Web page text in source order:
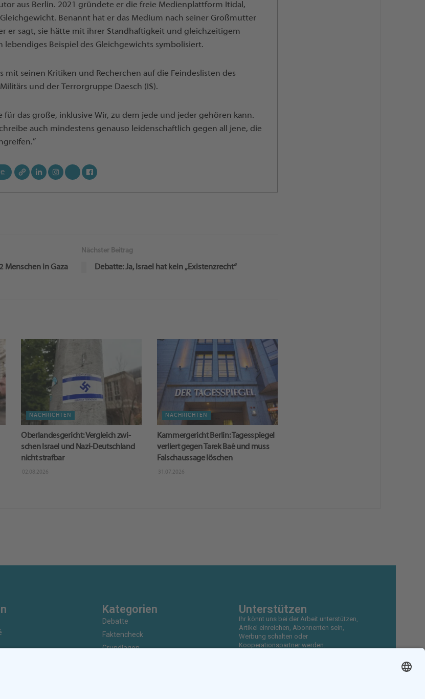
aus Berlin. 2021 gründete er die freie Medienplattform Itidal,
Benannt hat er das Medium nach seiner Großmutter
er sagt, sie hätte mit ihrer Standhaftigkeit und gleichzeitigem
lebendiges Beispiel des Gleichgewichts symbolisiert.
mit seinen Kritiken und Recherchen auf die Feindeslisten des
und der Terrorgruppe Daesch (IS).
für das große, inklusive Wir, zu dem jede und jeder gehören kann.
auch mindestens genauso leidenschaftlich gegen all jene, die
Menschen in Gaza
Nächster Beitrag
Debatte: Ja, Israel hat kein „Existenzrecht“
NACHRICHTEN
Oberlandesgericht: Ver­gleich zwi­
schen Is­ra­el und Nazi-Deutschland
nicht straf­bar
02.08.2026
NACHRICHTEN
Kammergericht Berlin: Tagesspiegel
verliert gegen Tarek Baé und muss
Falschaussage löschen
31.07.2026
Kategorien
Debatte
Faktencheck
Grundlagen
Unterstützen
Ihr könnt uns bei der Arbeit unterstützen,
Artikel einreichen, Abonnenten sein,
Werbung schalten oder
Kooperationspartner werden.